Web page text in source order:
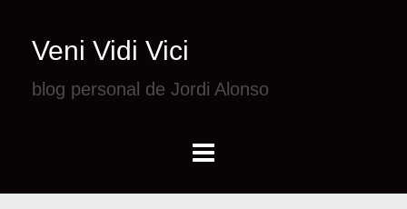
Veni Vidi Vici
blog personal de Jordi Alonso